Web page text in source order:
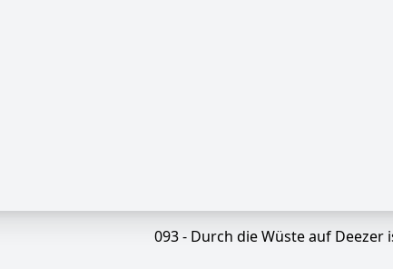
093 - Durch die Wüste auf Deezer